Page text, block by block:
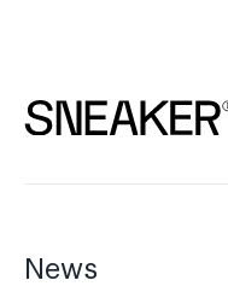
News